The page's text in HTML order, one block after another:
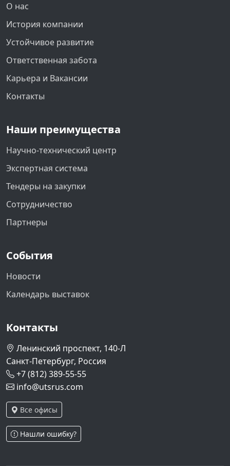
О нас
История компании
Устойчивое развитие
Ответственная забота
Карьера и Вакансии
Контакты
Наши преимущества
Научно-технический центр
Экспертная система
Тендеры на закупки
Сотрудничество
Партнеры
События
Новости
Календарь выставок
Контакты
Ленинский проспект, 140-Л
Санкт-Петербург, Россия
+7 (812) 389-55-55
info@utsrus.com
Все офисы
Нашли ошибку?